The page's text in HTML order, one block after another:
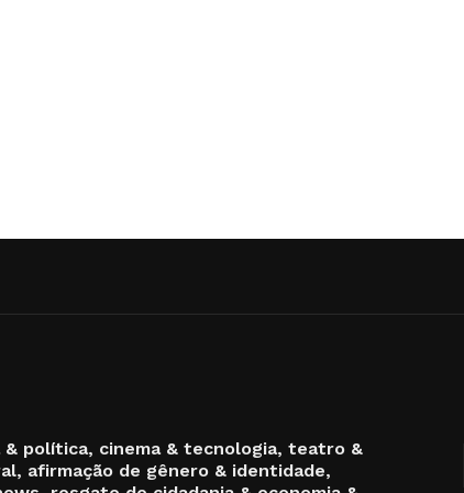
& política, cinema & tecnologia, teatro &
afirmação de gênero & identidade,